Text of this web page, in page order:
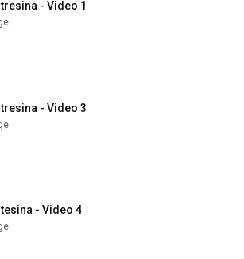
- Video 1
- Video 3
- Video 4